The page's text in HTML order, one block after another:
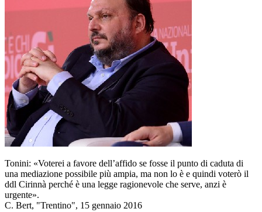
Tonini: «Voterei a favore dell’affido se fosse il punto di caduta di
una mediazione possibile più ampia, ma non lo è e quindi voterò il
ddl Cirinnà perché è una legge ragionevole che serve, anzi è
urgente».
C. Bert, "Trentino", 15 gennaio 2016